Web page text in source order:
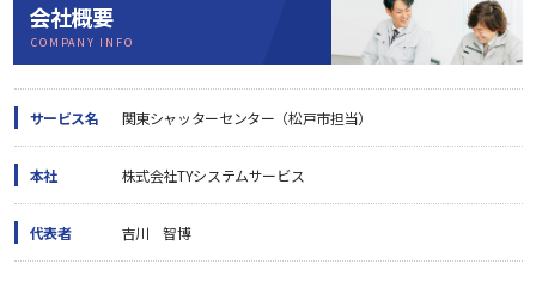
会社概要
COMPANY INFO
サービス名 関東シャッターセンター（松戸市担当）
本社 株式会社TYシステムサービス
代表者 吉川 智博